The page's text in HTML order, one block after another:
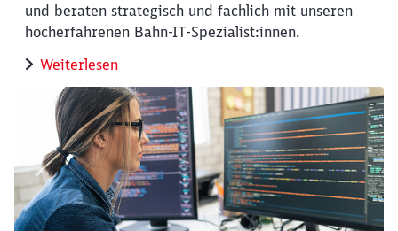
und beraten strategisch und fachlich mit unseren
hocherfahrenen Bahn-IT-Spezialist:innen.
Weiterlesen